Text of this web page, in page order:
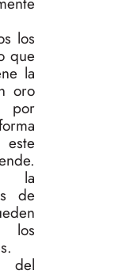
los
que
la
oro
por
este
la
de
del